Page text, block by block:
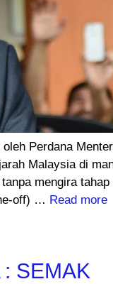
Perdana
Malaysia di
mengira tahap
off) … Read more
SEMAK